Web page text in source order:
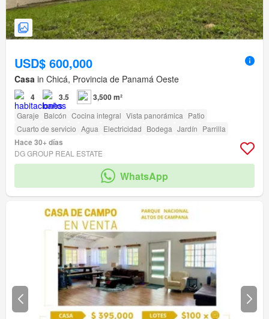
USD$ 600,000
Casa in Chicá, Provincia de Panamá Oeste
4 3.5 3,500 m²
Garaje Balcón Cocina integral Vista panorámica Patio
Cuarto de servicio Agua Electricidad Bodega Jardín Parrilla
Hace 30+ días
DG GROUP REAL ESTATE
WhatsApp